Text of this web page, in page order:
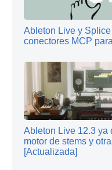
Ableton Live y
conectores MCP
Ableton Live 12.3 ya
motor de stems y
[Actualizada]